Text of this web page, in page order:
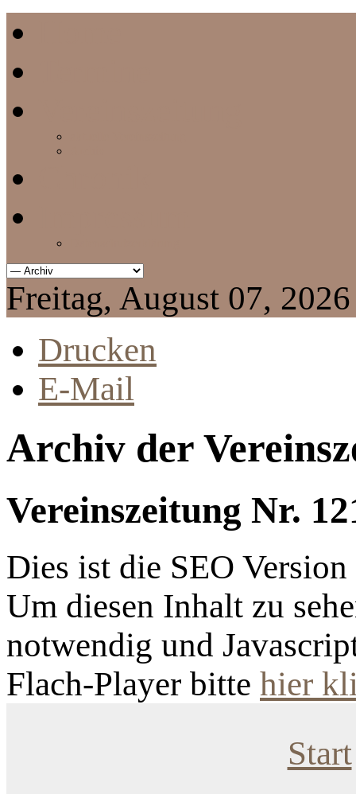
Freitag, August 07, 2026
Drucken
E-Mail
Archiv der
Vereinszeitung Nr.
Dies ist die SEO
Um diesen Inhalt zu
notwendig und
Flach-Player bitte hier
Start